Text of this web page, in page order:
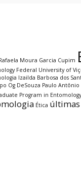
Moura Garcia Cupim
Federal University of
Izailda Barbosa dos
Og DeSouza Paulo Antônio
Program in Entomology
Ética